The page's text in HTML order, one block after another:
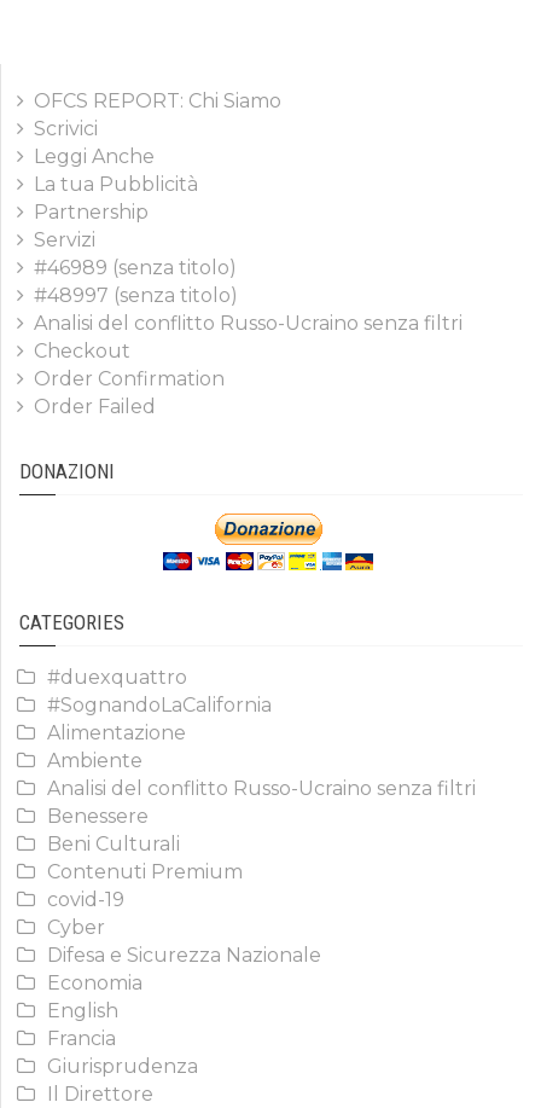
OFCS REPORT: Chi Siamo
Scrivici
Leggi Anche
La tua Pubblicità
Partnership
Servizi
#46989 (senza titolo)
#48997 (senza titolo)
Analisi del conflitto Russo-Ucraino senza filtri
Checkout
Order Confirmation
Order Failed
DONAZIONI
CATEGORIES
#duexquattro
#SognandoLaCalifornia
Alimentazione
Ambiente
Analisi del conflitto Russo-Ucraino senza filtri
Benessere
Beni Culturali
Contenuti Premium
covid-19
Cyber
Difesa e Sicurezza Nazionale
Economia
English
Francia
Giurisprudenza
Il Direttore